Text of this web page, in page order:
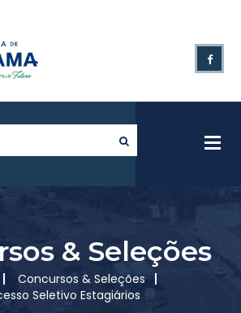
& Seleções
Concursos & Seleções
Seletivo Estagiários